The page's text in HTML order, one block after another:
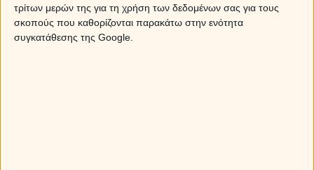
τρίτων μερών της για τη χρήση των δεδομένων σας για τους
σκοπούς που καθορίζονται παρακάτω στην ενότητα
συγκατάθεσης της Google.